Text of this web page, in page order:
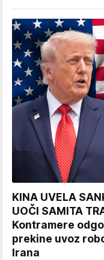
KINA UVELA
UOČI SAMITA
Kontramere
prekine uvoz
Irana